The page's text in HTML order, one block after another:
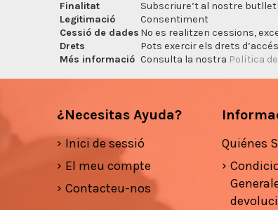
Finalitat
Subscriure’t al nostre
Legitimació
Consentiment
Cessió de dades No es realitzen cessions,
Drets
Pots exercir els drets
Més informació Consulta la nostra Política
¿Necesitas Ayuda?
Inici de sessió
El meu compte
Contacteu-nos
Quiénes